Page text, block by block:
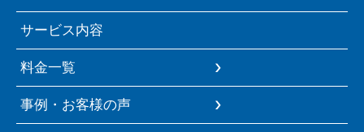
サービス内容
料金一覧
事例・お客様の声